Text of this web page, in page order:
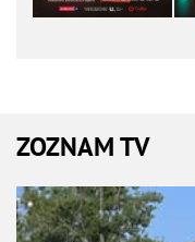
ZOZNAM TV